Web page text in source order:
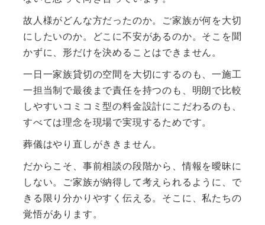
故人様がどんな方だったのか。ご家族が何を大切
にしたいのか。どこに不安があるのか。そこを聞
かずに、形だけを決めることはできません。
一日一家族貸切の空間を大切にするのも、一施工
一担当制で最後まで責任を持つのも、明朗で比較
しやすいコミコミ型の料金設計にこだわるのも、
すべては理念を現場で実現するためです。
葬儀はやり直しがききません。
だからこそ、事前相談の段階から、情報を曖昧に
しない。ご家族が納得して考えられるように、で
きる限り分かりやすく伝える。そこに、私たちの
覚悟があります。